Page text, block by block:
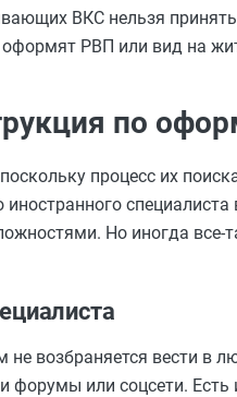
ВКС нельзя
оформят РВП или вид на
по
процесс их
Но иногда все-
не возбраняется вести
форумы или соцсети.